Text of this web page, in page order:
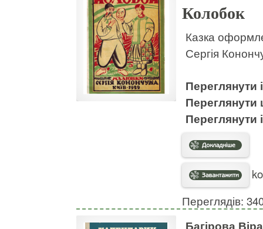
Колобок
Казка
Сергія
Переглянути
Переглянути
Переглянути
Переглядів: